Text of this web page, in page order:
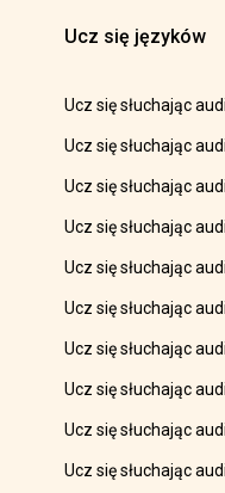
Ucz się języków
Ucz się słuchając
Ucz się słuchając
Ucz się słuchając
Ucz się słuchając
Ucz się słuchając
Ucz się słuchając
Ucz się słuchając
Ucz się słuchając
Ucz się słuchając
Ucz się słuchając